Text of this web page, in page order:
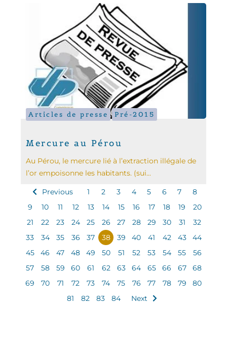
Articles de presse Pré-2015
Mercure au Pérou
Au Pérou, le mercure lié à l’extraction illégale de
l’or empoisonne les habitants. (sui...
Previous 1 2 3 4 5 6 7
8
9
10 11 12 13 14 15 16 17 18 19
20
21
22 23 24 25 26 27 28 29 30 31
32
33
34 35 36 37 38 39 40 41 42 43
44
45
46 47 48 49 50 51 52 53 54 55
56
57
58 59 60 61 62 63 64 65 66 67
68
69
70 71 72 73 74 75 76 77 78 79
80
81
82 83 84 Next